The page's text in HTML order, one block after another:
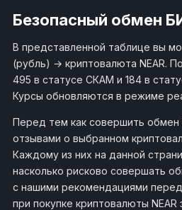
Безопасный обмен
В представленной таблице вы
(рубль) → криптовалюта NEAR.
495 в статусе СКАМ и 184 в
Курсы обновляются в режиме
Перед тем как совершить обмен
отзывами о выбранном
Каждому из них на данной
насколько рисково совершать
с нашими рекомендациями
при покупке криптовалюты